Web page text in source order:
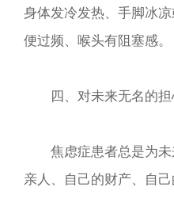
身体发冷发热、手脚冰
便过频、喉头有阻塞感。
四、对未来无名的担
焦虑症患者总是为未
亲人、自己的财产、自己